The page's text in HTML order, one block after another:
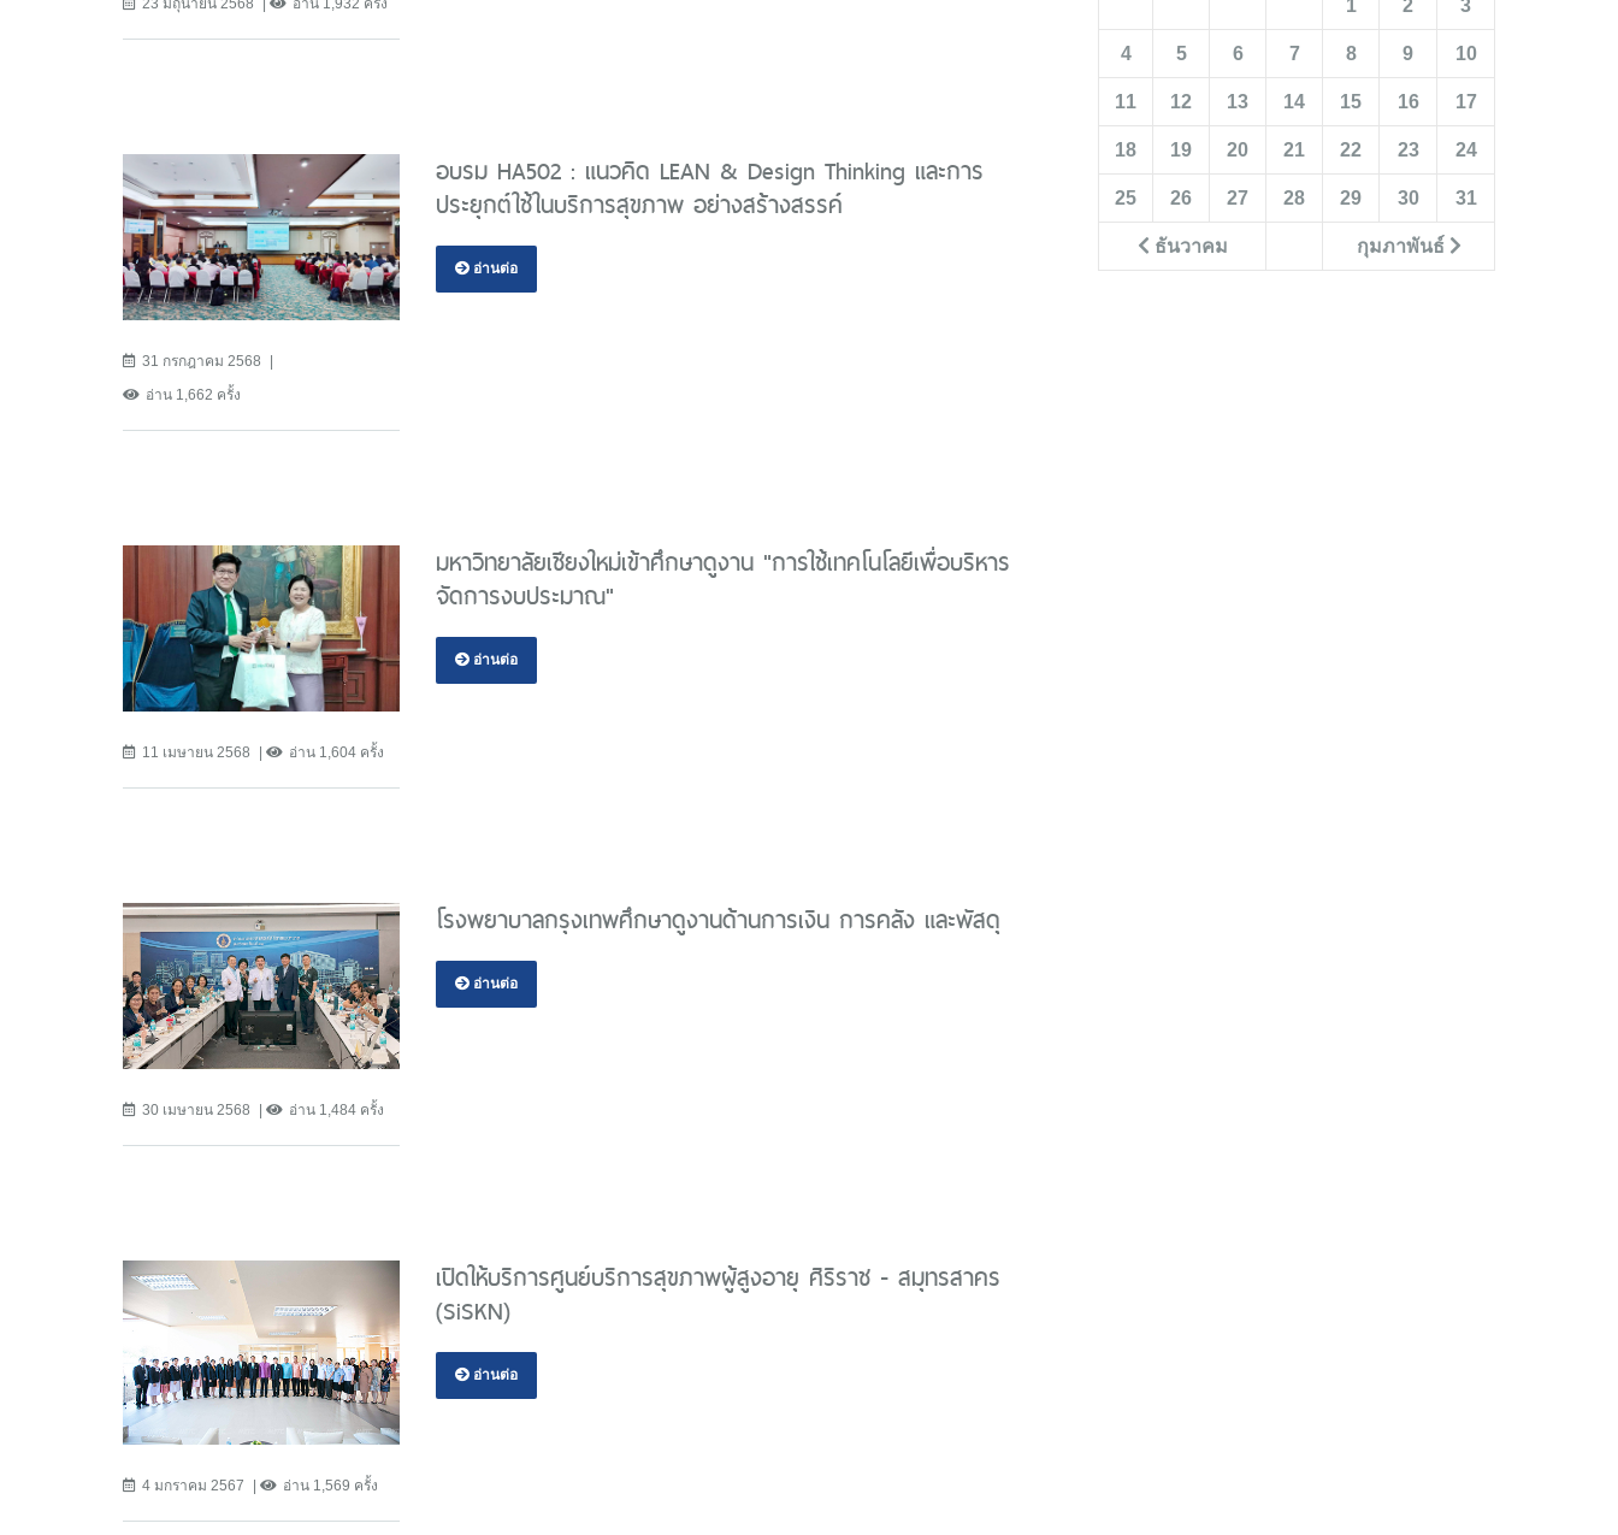
23 มิถุนายน 2568 อ่าน 1,932 ครั้ง
31 กรกฎาคม 2568
อ่าน 1,662 ครั้ง
อบรม HA502 : แนวคิด LEAN & Design Thinking และการ
ประยุกต์ใช้ในบริการสุขภาพ อย่างสร้างสรรค์
อ่านต่อ
11 เมษายน 2568 อ่าน 1,604 ครั้ง
มหาวิทยาลัยเชียงใหม่เข้าศึกษาดูงาน "การใช้เทคโนโลยีเพื่อบริหาร
จัดการงบประมาณ"
อ่านต่อ
30 เมษายน 2568 อ่าน 1,484 ครั้ง
โรงพยาบาลกรุงเทพศึกษาดูงานด้านการเงิน การคลัง และพัสดุ
อ่านต่อ
4 มกราคม 2567 อ่าน 1,569 ครั้ง
เปิดให้บริการศูนย์บริการสุขภาพผู้สูงอายุ ศิริราช - สมุทรสาคร
(SiSKN)
อ่านต่อ
ธันวาคม กุมภาพันธ์
1 2 3
4 5 6 7 8 9 10
11 12 13 14 15 16 17
18 19 20 21 22 23 24
25 26 27 28 29 30 31